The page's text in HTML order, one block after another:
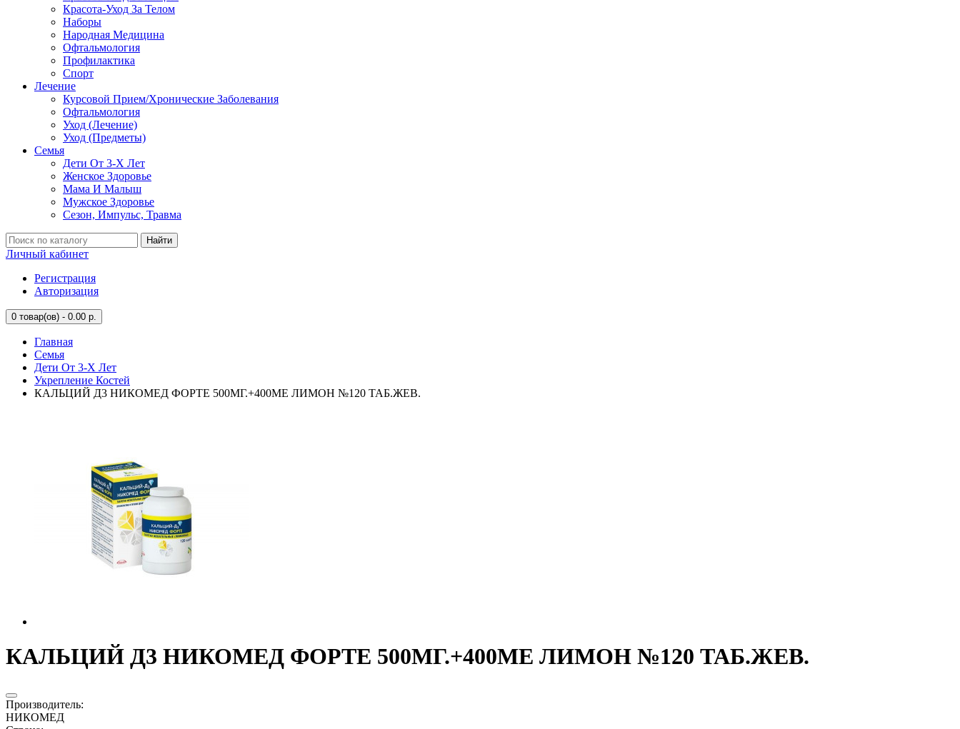
Красота-Уход За Телом
Наборы
Народная Медицина
Офтальмология
Профилактика
Спорт
Лечение
Курсовой Прием/Хронические Заболевания
Офтальмология
Уход (Лечение)
Уход (Предметы)
Семья
Дети От 3-Х Лет
Женское Здоровье
Мама И Малыш
Мужское Здоровье
Сезон, Импульс, Травма
Найти
Личный кабинет
Регистрация
Авторизация
0 товар(ов) - 0.00 р.
Главная
Семья
Дети От 3-Х Лет
Укрепление Костей
КАЛЬЦИЙ Д3 НИКОМЕД ФОРТЕ 500МГ.+400МЕ ЛИМОН №120 ТАБ.ЖЕВ.
КАЛЬЦИЙ Д3 НИКОМЕД ФОРТЕ 500МГ.+400МЕ ЛИМОН №120 ТАБ.ЖЕВ.
Производитель:
НИКОМЕД